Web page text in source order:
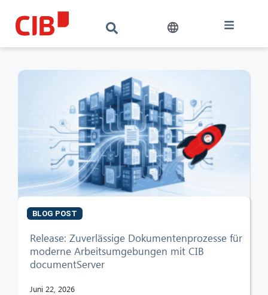
BLOG POST
Release: Zuverlässige Dokumentenprozesse für
moderne Arbeitsumgebungen mit CIB
documentServer
Juni 22, 2026